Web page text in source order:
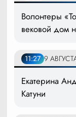
Волонтеры
вековой дом
11:27 9
Екатерина
Катуни